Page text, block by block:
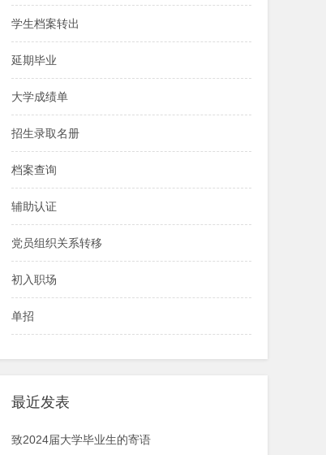
学生档案转出
延期毕业
大学成绩单
招生录取名册
档案查询
辅助认证
党员组织关系转移
初入职场
单招
最近发表
致2024届大学毕业生的寄语